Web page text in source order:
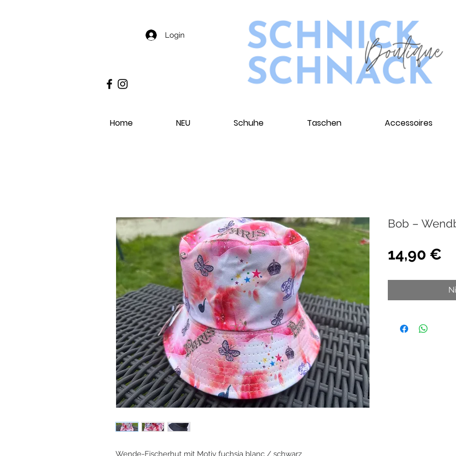
Login
Home NEU Schuhe Taschen Accessoires
Wende-Fischerhut mit Motiv fuchsia blanc / schwarz
Bob –
14,90 €